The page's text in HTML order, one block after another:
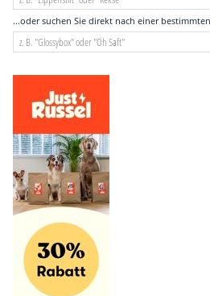
...oder suchen Sie direkt nach einer